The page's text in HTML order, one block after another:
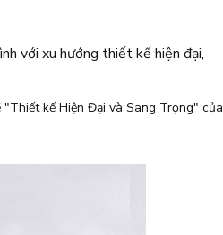
với xu hướng thiết kế hiện đại,
kế Hiện Đại và Sang Trọng" của